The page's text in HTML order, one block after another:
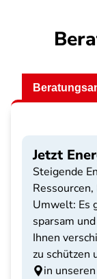
Jetzt
Steigende
Umwelt: Es
sparsam
Ihnen
zu schützen
in